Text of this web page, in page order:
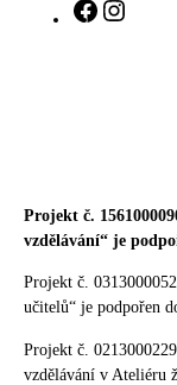
F
m
Projekt č.
vzdělávání“ je
Projekt č.
učitelů“ je podpořen
Projekt č.
vzdělávání v Ateliéru